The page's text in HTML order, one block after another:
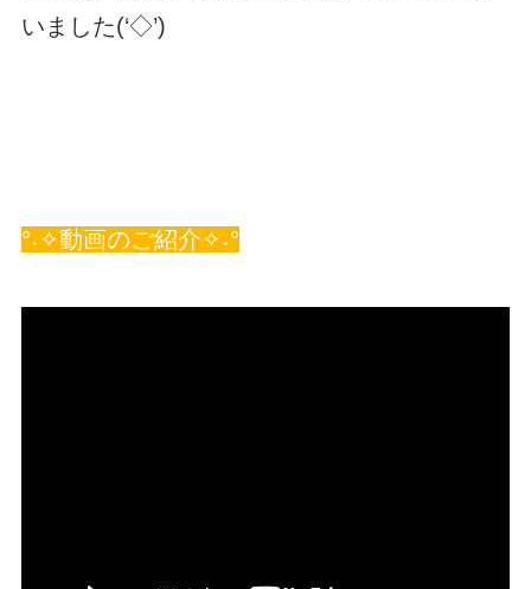
いました(‘◇’)ゞ
°˖✧動画のご紹介✧˖°